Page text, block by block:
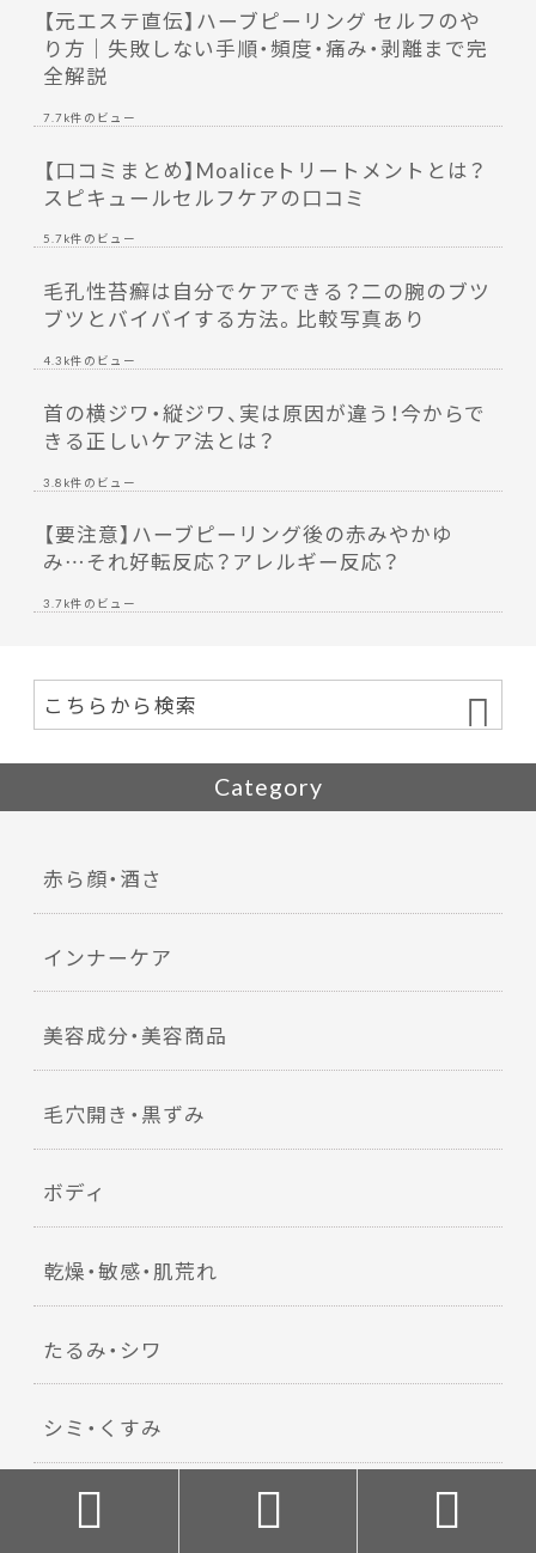
【元エステ直伝】ハーブピーリング セルフのや
り方｜失敗しない手順・頻度・痛み・剥離まで完
全解説
7.7k件のビュー
【口コミまとめ】Moaliceトリートメントとは？
スピキュールセルフケアの口コミ
5.7k件のビュー
毛孔性苔癬は自分でケアできる？二の腕のブツ
ブツとバイバイする方法。比較写真あり
4.3k件のビュー
首の横ジワ・縦ジワ、実は原因が違う！今からで
きる正しいケア法とは？
3.8k件のビュー
【要注意】ハーブピーリング後の赤みやかゆ
み…それ好転反応？アレルギー反応？
3.7k件のビュー
Category
赤ら顔・酒さ
インナーケア
美容成分・美容商品
毛穴開き・黒ずみ
ボディ
乾燥・敏感・肌荒れ
たるみ・シワ
シミ・くすみ
  